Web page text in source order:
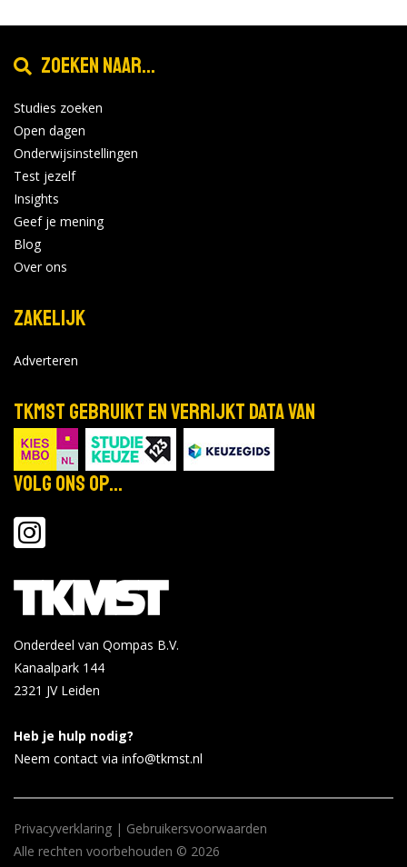
Zoeken naar...
Studies zoeken
Open dagen
Onderwijsinstellingen
Test jezelf
Insights
Geef je mening
Blog
Over ons
Zakelijk
Adverteren
TKMST gebruikt en verrijkt data van
Volg ons op...
Onderdeel van Qompas B.V.
Kanaalpark 144
2321 JV Leiden
Heb je hulp nodig?
Neem contact via info@tkmst.nl
Privacyverklaring | Gebruikersvoorwaarden
Alle rechten voorbehouden © 2026